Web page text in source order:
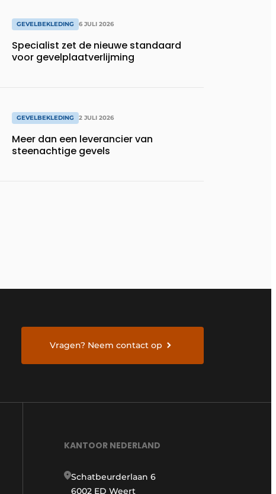
GEVELBEKLEDING 6 JULI 2026
Specialist zet de nieuwe standaard
voor gevelplaatverlijming
GEVELBEKLEDING 2 JULI 2026
Meer dan een leverancier van
steenachtige gevels
Vragen? Neem contact op
KANTOOR NEDERLAND
Schatbeurderlaan 6
6002 ED Weert